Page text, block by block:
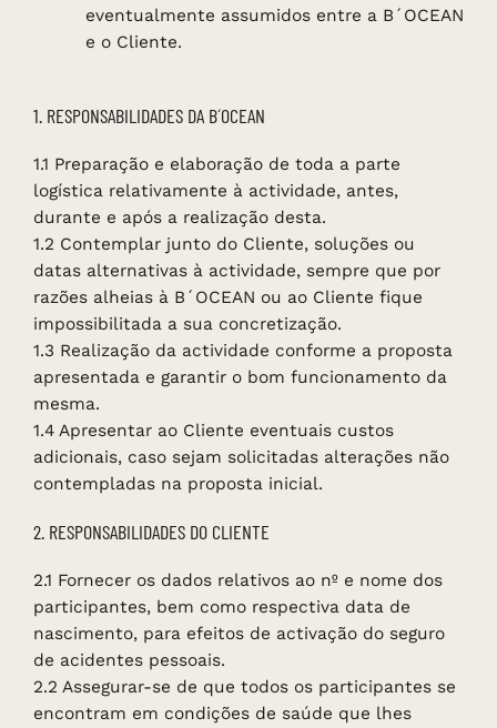
eventualmente assumidos entre a B´OCEAN
e o Cliente.
1. RESPONSABILIDADES DA B´OCEAN
1.1 Preparação e elaboração de toda a parte
logística relativamente à actividade, antes,
durante e após a realização desta.
1.2 Contemplar junto do Cliente, soluções ou
datas alternativas à actividade, sempre que por
razões alheias à B´OCEAN ou ao Cliente fique
impossibilitada a sua concretização.
1.3 Realização da actividade conforme a proposta
apresentada e garantir o bom funcionamento da
mesma.
1.4 Apresentar ao Cliente eventuais custos
adicionais, caso sejam solicitadas alterações não
contempladas na proposta inicial.
2. RESPONSABILIDADES DO CLIENTE
2.1 Fornecer os dados relativos ao nº e nome dos
participantes, bem como respectiva data de
nascimento, para efeitos de activação do seguro
de acidentes pessoais.
2.2 Assegurar-se de que todos os participantes se
encontram em condições de saúde que lhes